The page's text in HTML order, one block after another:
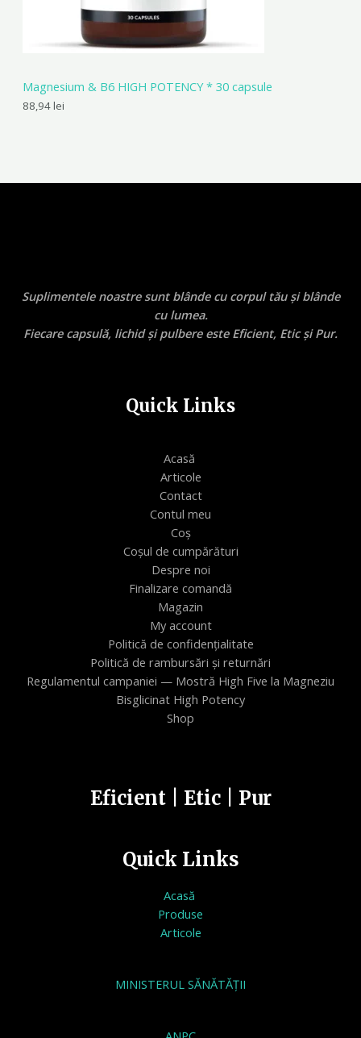
Magnesium & B6 HIGH POTENCY * 30 capsule
88,94lei
Suplimentele noastre sunt blânde cu corpul tău și blânde
cu lumea.
Fiecare capsulă, lichid și pulbere este Eficient, Etic și Pur.
Quick Links
Acasă
Articole
Contact
Contul meu
Coș
Coșul de cumpărături
Despre noi
Finalizare comandă
Magazin
My account
Politică de confidențialitate
Politică de rambursări și returnări
Regulamentul campaniei — Mostră High Five la Magneziu
Bisglicinat High Potency
Shop
Eficient | Etic | Pur
Quick Links
Acasă
Produse
Articole
MINISTERUL SĂNĂTĂȚII